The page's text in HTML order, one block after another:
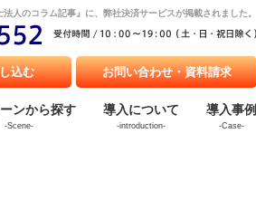
人のコラム記事』に、弊社決済サービスが掲載されました。
ンから探す
-Scene-
導入について
-introduction-
導入事例
-Case-
込む お問い合わせ・資料請求